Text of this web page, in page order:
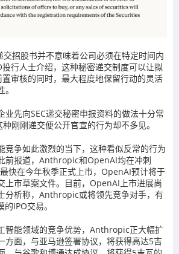
交招股书并不意味着公司必须在特定时间内
行人士介绍，这种秘密递交制度可以让拟
审核的同时，最大程度地保留行动的灵活
业先向SEC递交秘密申报资料的做法十分常
刚刚递交便公开官宣的行为却不多见。
竞争如此激烈的当下，这种看似反常的行为
前报道，Anthropic和OpenAI均在冲刺
快在今年秋季正式上市，OpenAI预计将于
上市草案文件。目前，OpenAI上市进展尚
分析称，Anthropic或将领先竞争对手，有
IPO交易。
智能领域的竞争优势，Anthropic正大幅扩
方面，与亚马逊签署协议，将获得高达5吉